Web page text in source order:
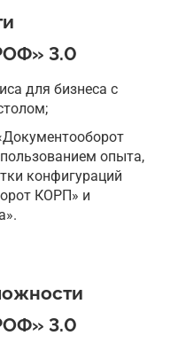
3.0
для бизнеса с
опыта,
конфигураций
КОРП» и
3.0